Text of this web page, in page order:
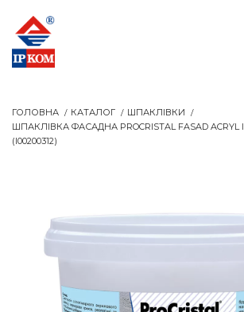
ГОЛОВНА КАТАЛОГ
ШПАКЛІВКИ
ШПАКЛІВКА ФАСАДНА PROCRISTAL FASAD ACRYL
(I00200312)